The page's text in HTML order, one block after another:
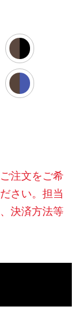
shelving-
69190000
注文をご希
さい。担当
決済方法等